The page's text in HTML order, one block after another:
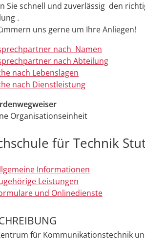
Sie schnell und zuverlässig den
.
uns gerne um Ihre Anliegen!
nach Namen
nach Abteilung
nach Lebenslagen
nach Dienstleistung
Organisationseinheit
für Technik
Informationen
Leistungen
und Onlinedienste
für Kommunikationstechnik